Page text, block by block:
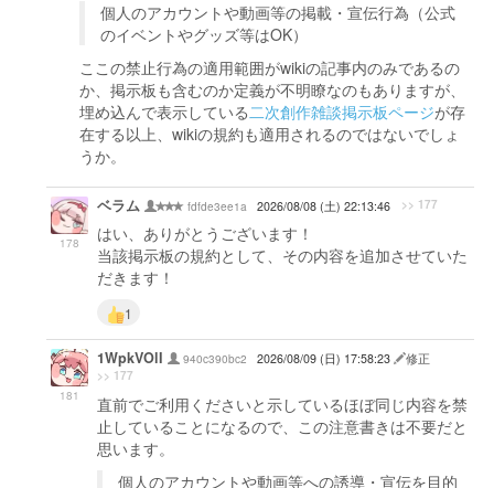
個人のアカウントや動画等の掲載・宣伝行為（公式
のイベントやグッズ等はOK）
ここの禁止行為の適用範囲がwikiの記事内のみであるの
か、掲示板も含むのか定義が不明瞭なのもありますが、
埋め込んで表示している二次創作雑談掲示板ページが存
在する以上、wikiの規約も適用されるのではないでしょ
うか。
178
ベラム fdfde3ee1a 2026/08/08 (土) 22:13:46 >> 177
はい、ありがとうございます！
当該掲示板の規約として、その内容を追加させていた
だきます！
1
181
1WpkVOlI 940c390bc2 2026/08/09 (日) 17:58:23 修正
>> 177
直前でご利用くださいと示しているほぼ同じ内容を禁
止していることになるので、この注意書きは不要だと
思います。
個人のアカウントや動画等への誘導・宣伝を目的